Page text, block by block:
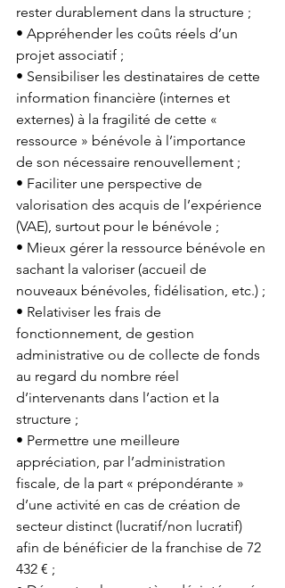
rester durablement dans la structure ;
• Appréhender les coûts réels d’un
projet associatif ;
• Sensibiliser les destinataires de cette
information financière (internes et
externes) à la fragilité de cette «
ressource » bénévole à l’importance
de son nécessaire renouvellement ;
• Faciliter une perspective de
valorisation des acquis de l’expérience
(VAE), surtout pour le bénévole ;
• Mieux gérer la ressource bénévole en
sachant la valoriser (accueil de
nouveaux bénévoles, fidélisation, etc.) ;
• Relativiser les frais de
fonctionnement, de gestion
administrative ou de collecte de fonds
au regard du nombre réel
d’intervenants dans l’action et la
structure ;
• Permettre une meilleure
appréciation, par l’administration
fiscale, de la part « prépondérante »
d’une activité en cas de création de
secteur distinct (lucratif/non lucratif)
afin de bénéficier de la franchise de 72
432 € ;